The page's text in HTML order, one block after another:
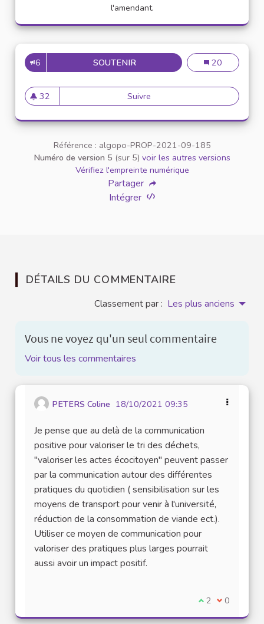
l'amendant.
6 SOUTENIRVALORISER LES ACTES
Valoriser les
20
32
32 abonnés
Suivre Valoriser les actes
Référence : algopo-PROP-2021-09-185
Numéro de version 5 (sur 5) voir les autres versions
Vérifiez l'empreinte numérique
Partager
Intégrer
DÉTAILS DU COMMENTAIRE
Classement par : Les plus anciens
Vous ne voyez qu'un seul commentaire
Voir tous les commentaires
PETERS Coline 18/10/2021 09:35
Je pense que au delà de la communication
positive pour valoriser le tri des déchets,
"valoriser les actes écocitoyen" peuvent passer
par la communication autour des différentes
pratiques du quotidien ( sensibilisation sur les
moyens de transport pour venir à l'université,
réduction de la consommation de viande ect.).
Utiliser ce moyen de communication pour
valoriser des pratiques plus larges pourrait
aussi avoir un impact positif.
Je suis d'accord
2 Je ne suis
0